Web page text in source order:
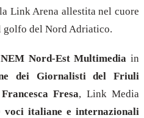
Link Arena allestita nel cuore
golfo del Nord Adriatico.
NEM Nord-Est Multimedia in
dei Giornalisti del Friuli
Fresa, Link Media
voci italiane e internazionali